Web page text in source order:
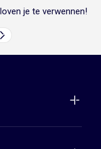
je te verwennen!